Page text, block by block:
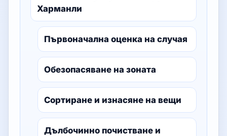
Харманли
Първоначална оценка на случая
Обезопасяване на зоната
Сортиране и изнасяне на вещи
Дълбочинно почистване и